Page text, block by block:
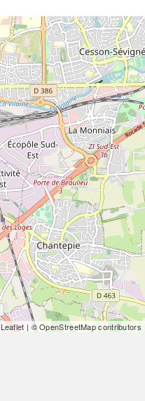
Leaflet | © OpenStreetMap contributors